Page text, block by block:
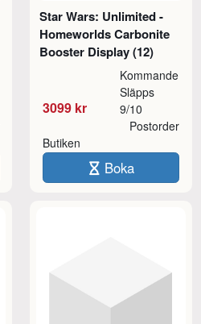
Star Wars: Unlimited -
Homeworlds Carbonite
Booster Display (12)
3099 kr
Kommande
Släpps
9/10
Butiken
Postorder
Boka